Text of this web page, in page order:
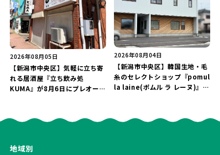
2026年08月05日
【新潟市中央区】気軽に立ち寄
れる居酒屋『立ち飲み処
KUMA』が8月6日にプレオープ
♪
2026年08月04日
【新潟市中央区】韓国生地・毛
糸のセレクトショップ『pomul
la laine(ポムル ラ レーヌ)』が
ゼント♪
地域別